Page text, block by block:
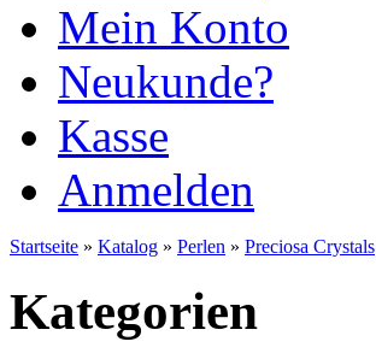
Mein Konto
Neukunde?
Kasse
Anmelden
Startseite » Katalog » Perlen » Preciosa Crystals
Kategorien